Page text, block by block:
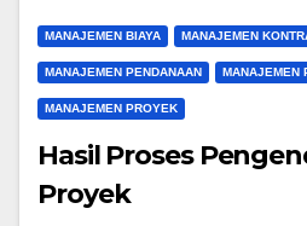
MANAJEMEN BIAYA MANAJEMEN
MANAJEMEN PENDANAAN MANAJEMEN
MANAJEMEN PROYEK
Hasil Proses
Proyek